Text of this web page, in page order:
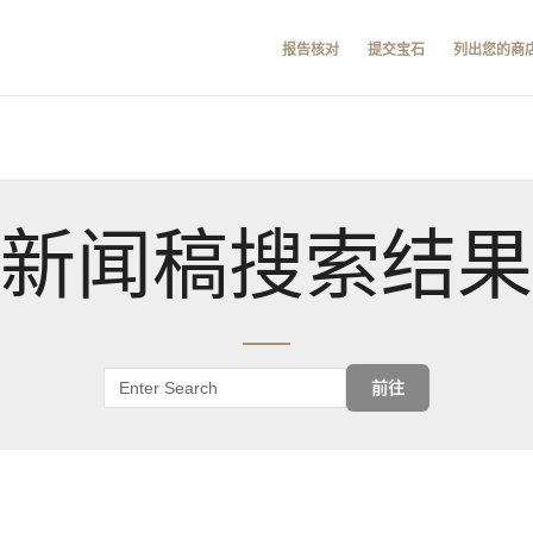
报告核对 提交宝石 列出您的商
新闻稿搜索结果
前往